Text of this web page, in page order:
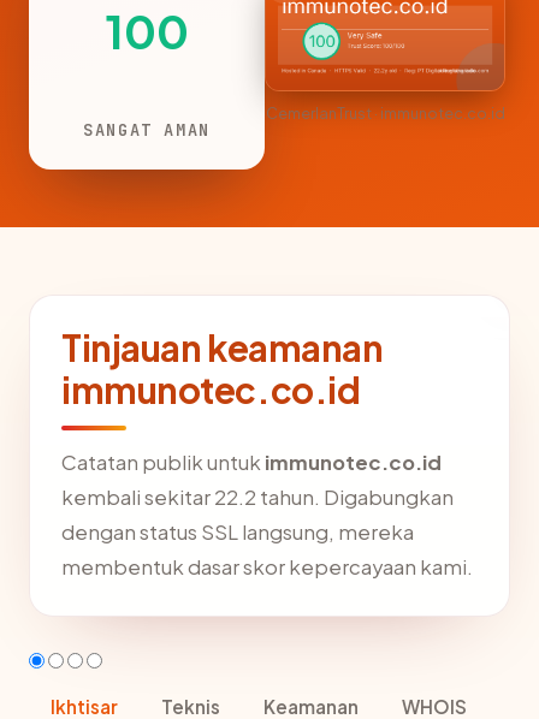
100
SANGAT AMAN
CemerlanTrust · immunotec.co.id
Tinjauan keamanan
immunotec.co.id
Catatan publik untuk immunotec.co.id
kembali sekitar 22.2 tahun. Digabungkan
dengan status SSL langsung, mereka
membentuk dasar skor kepercayaan kami.
Ikhtisar Teknis Keamanan WHOIS